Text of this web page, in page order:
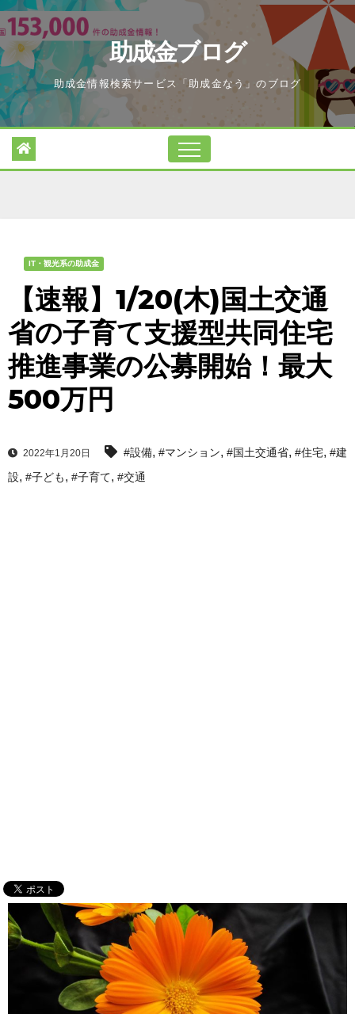
Skip
to
content
助成金ブログ
助成金情報検索サービス「助成金なう」のブログ
IT・観光系の助成金
【速報】1/20(木)国土交通
省の子育て支援型共同住宅
推進事業の公募開始！最大
500万円
2022年1月20日 #設備, #マンション, #国土交通省, #住宅, #建
設, #子ども, #子育て, #交通